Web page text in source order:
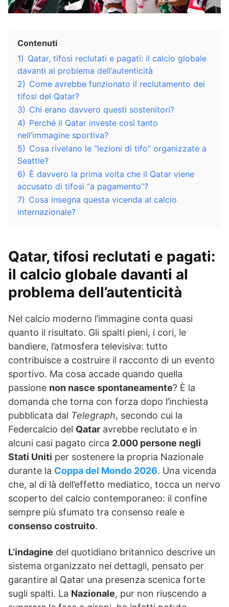
Contenuti
1) Qatar, tifosi reclutati e pagati: il calcio globale
davanti al problema dell’autenticità
2) Come avrebbe funzionato il reclutamento dei
tifosi del Qatar?
3) Chi erano davvero questi sostenitori?
4) Perché il Qatar investe così tanto
nell’immagine sportiva?
5) Cosa rivelano le “lezioni di tifo” organizzate a
Seattle?
6) È davvero la prima volta che il Qatar viene
accusato di tifosi “a pagamento”?
7) Cosa insegna questa vicenda al calcio
internazionale?
Qatar, tifosi reclutati e pagati:
il calcio globale davanti al
problema dell’autenticità
Nel calcio moderno l’immagine conta quasi
quanto il risultato. Gli spalti pieni, i cori, le
bandiere, l’atmosfera televisiva: tutto
contribuisce a costruire il racconto di un evento
sportivo. Ma cosa accade quando quella
passione non nasce spontaneamente? È la
domanda che torna con forza dopo l’inchiesta
pubblicata dal Telegraph, secondo cui la
Federcalcio del Qatar avrebbe reclutato e in
alcuni casi pagato circa 2.000 persone negli
Stati Uniti per sostenere la propria Nazionale
durante la Coppa del Mondo 2026. Una vicenda
che, al di là dell’effetto mediatico, tocca un nervo
scoperto del calcio contemporaneo: il confine
sempre più sfumato tra consenso reale e
consenso costruito.
L’indagine del quotidiano britannico descrive un
sistema organizzato nei dettagli, pensato per
garantire al Qatar una presenza scenica forte
sugli spalti. La Nazionale, pur non riuscendo a